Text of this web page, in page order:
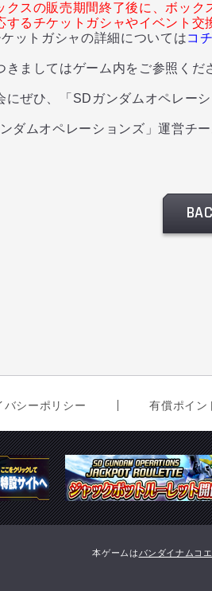
クスの販売期間終了後に、ボック
するチケットガシャやイベント交
トガシャの詳細についてはコ
きましてはゲーム内をご参照くだ
にぜひ、「SDガンダムオペレー
ンダムオペレーションズ」運営チー
バシーポリシー 有償ポイン
本ゲームは バンダイナムコ